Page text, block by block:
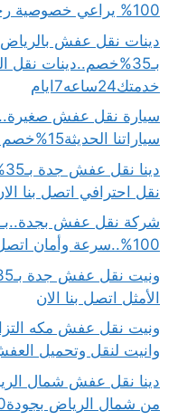
100% يراعي خصوصية رحلتك وأغراضك
دينات نقل عفش
بـ35%خصم..دينات
خدمتك24ساعه7ايام
سيارة نقل عفش
سياراتنا الحديثة15%خصم فوري..اتصل بنا
نقل احترافي اتصل بنا
100%..سرعة وأمان اتصل بنا الان
الأمثل اتصل بنا الان
وانيت لنقل وتحميل
من شمال الرياض بجودة100%اتصل الان